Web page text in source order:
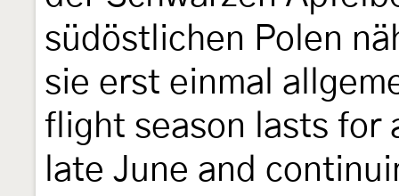
südöstlichen Polen
sie erst einmal
flight season lasts for
late June and